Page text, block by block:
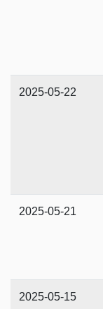
2025-05-22
2025-05-21
2025-05-15